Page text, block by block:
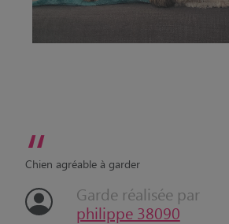
“
Chien agréable à garder
Garde réalisée par
philippe 38090